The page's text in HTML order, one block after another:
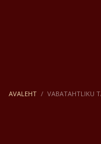
AVALEHT VABATAHTLIKU